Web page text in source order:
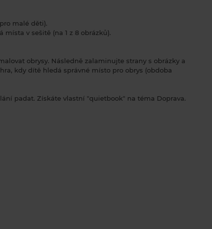
malé děti).
v sešitě (na 1 z 8 obrázků).
obrysy. Následně zalaminujte strany s obrázky a
kdy dítě hledá správné místo pro obrys (obdoba
padat. Získáte vlastní "quietbook" na téma Doprava.